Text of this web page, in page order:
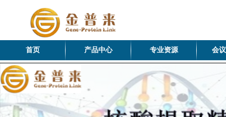
首页 产品中心 专业资源 会